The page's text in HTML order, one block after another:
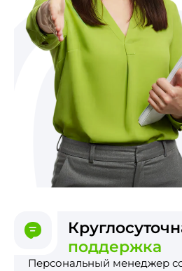
поддержка
Персональный менеджер